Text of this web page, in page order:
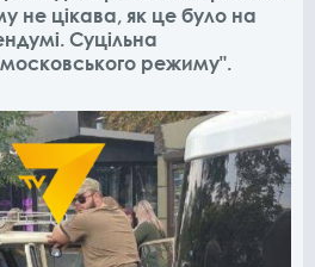
не цікава, як це було на
Суцільна
режиму".